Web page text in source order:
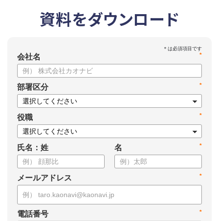
資料をダウンロード
*
会社名
*
部署区分
*
役職
氏名：姓 *
名
*
メールアドレス
*
電話番号